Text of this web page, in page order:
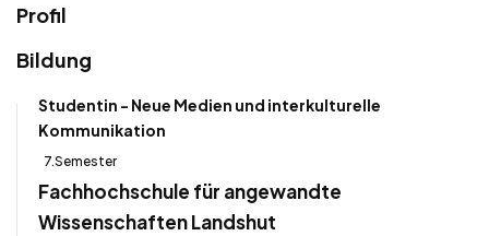
Profil
Bildung
Studentin - Neue Medien und interkulturelle
Kommunikation
7.Semester
Fachhochschule für angewandte
Wissenschaften Landshut